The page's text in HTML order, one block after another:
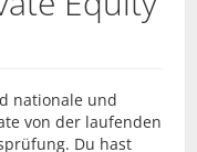
nationale und
von der laufenden
Du hast